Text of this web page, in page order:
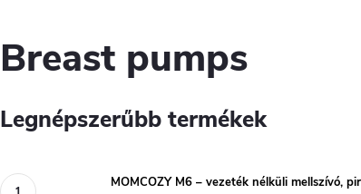
Breast pumps
Legnépszerűbb termékek
MOMCOZY M6 – vezeték nélküli mellszívó,